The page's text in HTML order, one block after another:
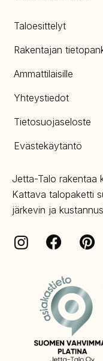
Taloesittelyt
Rakentajan
Ammattilaisille
Yhteystiedot
Tietosuojaseloste
Evästekäytäntö
Jetta-Talo rakentaa
Kattava talopaketti
järkevin ja
InstagramFacebook